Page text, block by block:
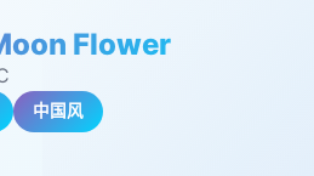
Flower
中国风